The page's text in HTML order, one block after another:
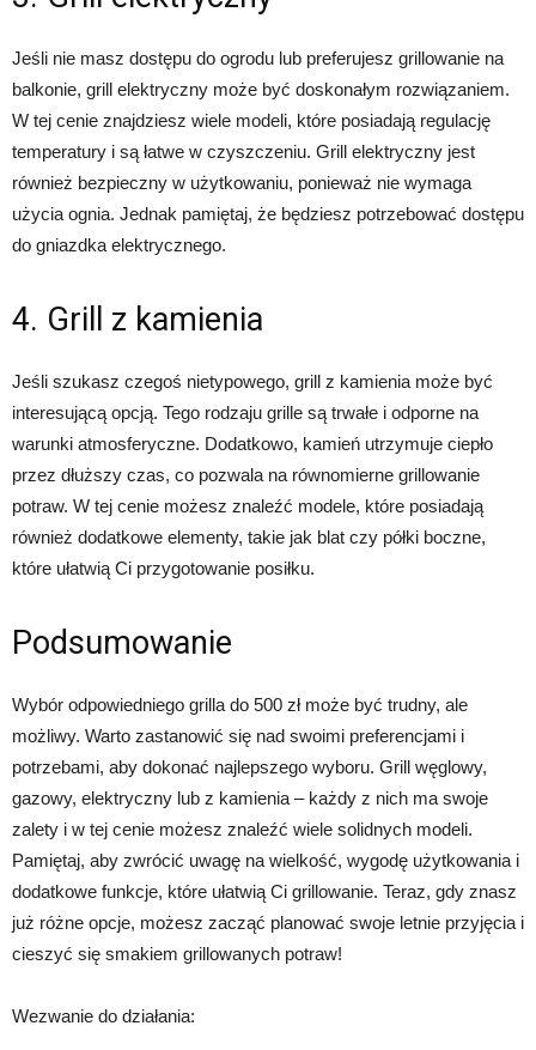
Jeśli nie masz dostępu do ogrodu lub preferujesz grillowanie na
balkonie, grill elektryczny może być doskonałym rozwiązaniem.
W tej cenie znajdziesz wiele modeli, które posiadają regulację
temperatury i są łatwe w czyszczeniu. Grill elektryczny jest
również bezpieczny w użytkowaniu, ponieważ nie wymaga
użycia ognia. Jednak pamiętaj, że będziesz potrzebować dostępu
do gniazdka elektrycznego.
4. Grill z kamienia
Jeśli szukasz czegoś nietypowego, grill z kamienia może być
interesującą opcją. Tego rodzaju grille są trwałe i odporne na
warunki atmosferyczne. Dodatkowo, kamień utrzymuje ciepło
przez dłuższy czas, co pozwala na równomierne grillowanie
potraw. W tej cenie możesz znaleźć modele, które posiadają
również dodatkowe elementy, takie jak blat czy półki boczne,
które ułatwią Ci przygotowanie posiłku.
Podsumowanie
Wybór odpowiedniego grilla do 500 zł może być trudny, ale
możliwy. Warto zastanowić się nad swoimi preferencjami i
potrzebami, aby dokonać najlepszego wyboru. Grill węglowy,
gazowy, elektryczny lub z kamienia – każdy z nich ma swoje
zalety i w tej cenie możesz znaleźć wiele solidnych modeli.
Pamiętaj, aby zwrócić uwagę na wielkość, wygodę użytkowania i
dodatkowe funkcje, które ułatwią Ci grillowanie. Teraz, gdy znasz
już różne opcje, możesz zacząć planować swoje letnie przyjęcia i
cieszyć się smakiem grillowanych potraw!
Wezwanie do działania: